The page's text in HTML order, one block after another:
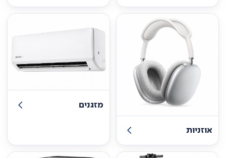
אוזניות
מזגנים